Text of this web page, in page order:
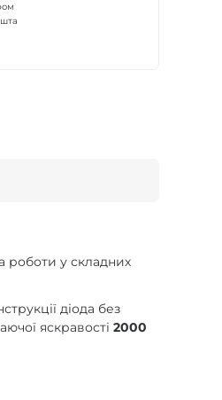
роботи у складних
діода без
яскравості2000